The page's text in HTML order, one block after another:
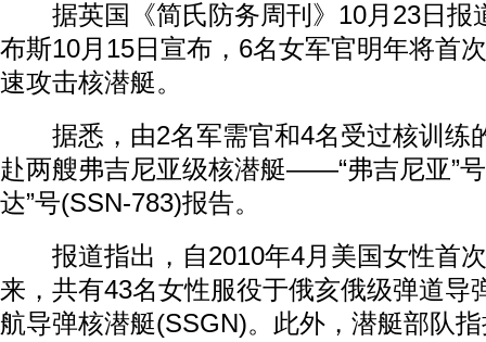
据英国《简氏防务周刊》10月23日报
布斯10月15日宣布，6名女军官明年将首
速攻击核潜艇。
据悉，由2名军需官和4名受过核训练
赴两艘弗吉尼亚级核潜艇——“弗吉尼亚”
达”号(SSN-783)报告。
报道指出，自2010年4月美国女性首次
来，共有43名女性服役于俄亥俄级弹道导
航导弹核潜艇(SSGN)。此外，潜艇部队